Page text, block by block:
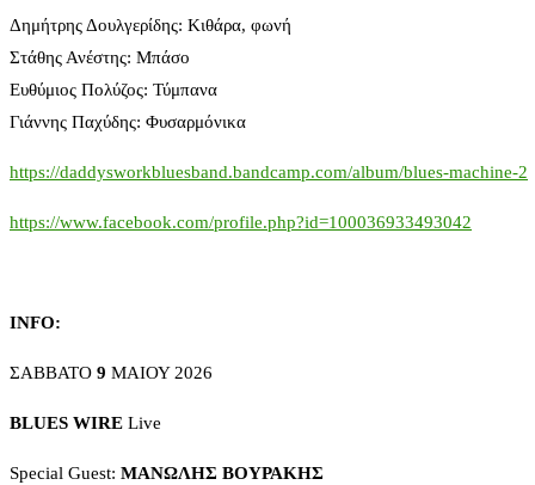
Δημήτρης Δουλγερίδης: Kιθάρα, φωνή
Στάθης Ανέστης: Mπάσο
Ευθύμιος Πολύζος: Τύμπανα
Γιάννης Παχύδης: Φυσαρμόνικα
https://daddysworkbluesband.bandcamp.com/album/blues-machine-2
https://www.facebook.com/profile.php?id=100036933493042
INFO:
ΣΑΒΒΑΤΟ 9 ΜΑΙΟΥ 2026
BLUES WIRE Live
Special Guest: ΜΑΝΩΛΗΣ ΒΟΥΡΑΚΗΣ